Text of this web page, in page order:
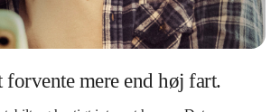
mere end høj fart.